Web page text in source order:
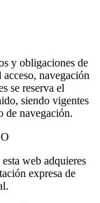
y obligaciones de
navegación
se reserva el
siendo vigentes
de navegación.
web adquieres
expresa de